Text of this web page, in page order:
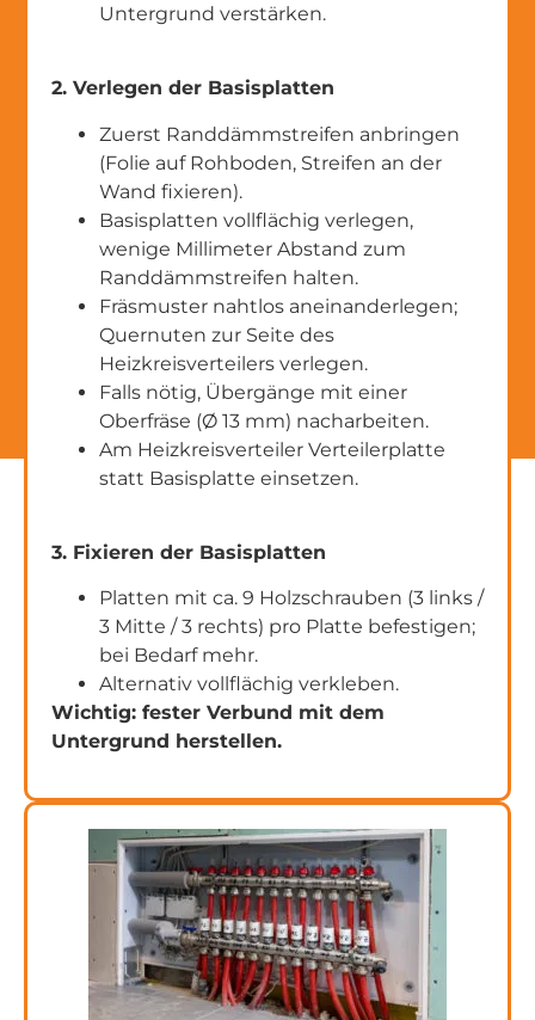
Untergrund verstärken.
2. Verlegen der Basisplatten
Zuerst Randdämmstreifen anbringen
(Folie auf Rohboden, Streifen an der
Wand fixieren).
Basisplatten vollflächig verlegen,
wenige Millimeter Abstand zum
Randdämmstreifen halten.
Fräsmuster nahtlos aneinanderlegen;
Quernuten zur Seite des
Heizkreisverteilers verlegen.
Falls nötig, Übergänge mit einer
Oberfräse (Ø 13 mm) nacharbeiten.
Am Heizkreisverteiler Verteilerplatte
statt Basisplatte einsetzen.
3. Fixieren der Basisplatten
Platten mit ca. 9 Holzschrauben (3 links /
3 Mitte / 3 rechts) pro Platte befestigen;
bei Bedarf mehr.
Alternativ vollflächig verkleben.
Wichtig: fester Verbund mit dem
Untergrund herstellen.